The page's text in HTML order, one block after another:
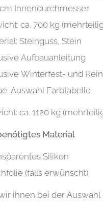
Innendurchmesser
ca. 700 kg
Steinguss, Stein
Aufbauanleitung
Winterfest- und
Auswahl Farbtabelle
ca. 1120 kg
Material
Silikon
(falls erwünscht)
ihnen bei der